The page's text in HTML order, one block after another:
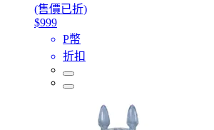
(售價已折)
$999
P幣
折扣